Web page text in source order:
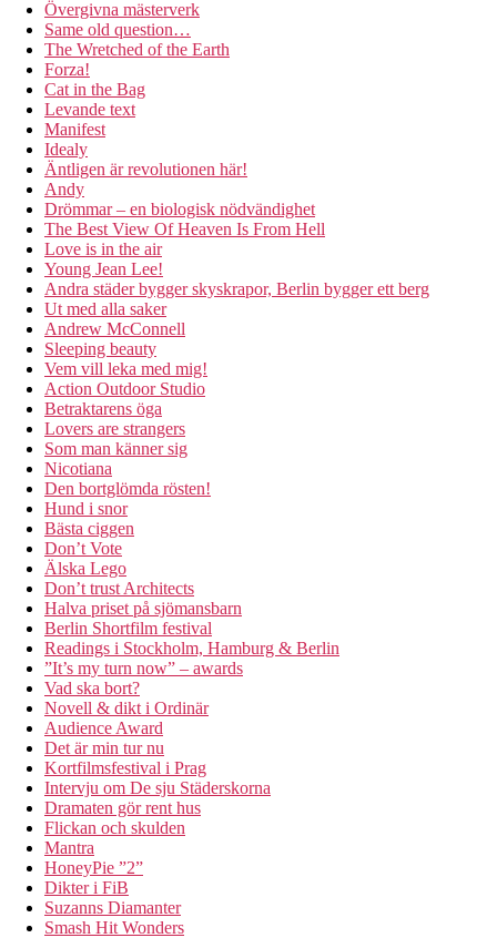
Övergivna mästerverk
Same old question…
The Wretched of the Earth
Forza!
Cat in the Bag
Levande text
Manifest
Idealy
Äntligen är revolutionen här!
Andy
Drömmar – en biologisk nödvändighet
The Best View Of Heaven Is From Hell
Love is in the air
Young Jean Lee!
Andra städer bygger skyskrapor, Berlin bygger ett berg
Ut med alla saker
Andrew McConnell
Sleeping beauty
Vem vill leka med mig!
Action Outdoor Studio
Betraktarens öga
Lovers are strangers
Som man känner sig
Nicotiana
Den bortglömda rösten!
Hund i snor
Bästa ciggen
Don’t Vote
Älska Lego
Don’t trust Architects
Halva priset på sjömansbarn
Berlin Shortfilm festival
Readings i Stockholm, Hamburg & Berlin
”It’s my turn now” – awards
Vad ska bort?
Novell & dikt i Ordinär
Audience Award
Det är min tur nu
Kortfilmsfestival i Prag
Intervju om De sju Städerskorna
Dramaten gör rent hus
Flickan och skulden
Mantra
HoneyPie ”2”
Dikter i FiB
Suzanns Diamanter
Smash Hit Wonders